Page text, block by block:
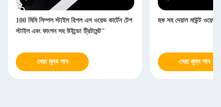
100 মিমি সিম্পল স্টাইল রিপল এস ওয়েভ কার্টেন টেপ
স্টাইল এবং ফাংশন সহ উইন্ডো ট্রিটমেন্ট"
সেরা মূল্য পান
হুক সহ দেয়াল মাউন্ট ওয়েভ
সেরা মূল্য পান